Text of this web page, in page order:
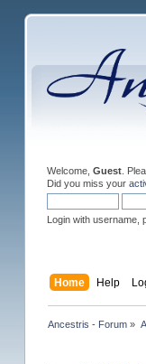
Welcome, Guest.
Did you miss your
Login with username,
Home Help
Ancestris - Forum »